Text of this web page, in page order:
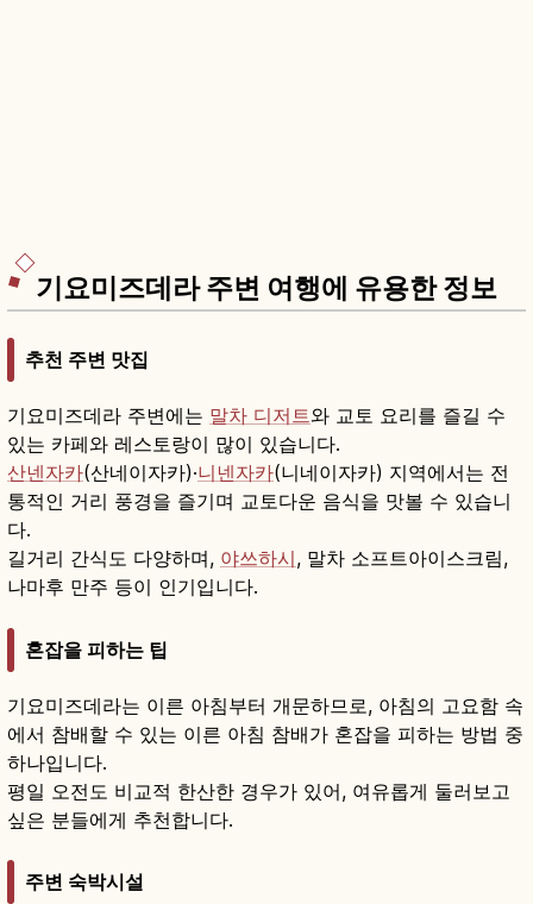
기요미즈데라 주변 여행에 유용한 정보
추천 주변 맛집
기요미즈데라 주변에는 말차 디저트와 교토 요리를 즐길 수
있는 카페와 레스토랑이 많이 있습니다.
산넨자카(산네이자카)·니넨자카(니네이자카) 지역에서는 전
통적인 거리 풍경을 즐기며 교토다운 음식을 맛볼 수 있습니
다.
길거리 간식도 다양하며, 야쓰하시, 말차 소프트아이스크림,
나마후 만주 등이 인기입니다.
혼잡을 피하는 팁
기요미즈데라는 이른 아침부터 개문하므로, 아침의 고요함 속
에서 참배할 수 있는 이른 아침 참배가 혼잡을 피하는 방법 중
하나입니다.
평일 오전도 비교적 한산한 경우가 있어, 여유롭게 둘러보고
싶은 분들에게 추천합니다.
주변 숙박시설